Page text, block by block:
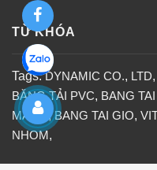
TỪ KHÓA
Tags:DYNAMIC CO., LTD,
BĂNG TẢI PVC, BANG
MANG ,BANG TAI GIO,
NHOM,